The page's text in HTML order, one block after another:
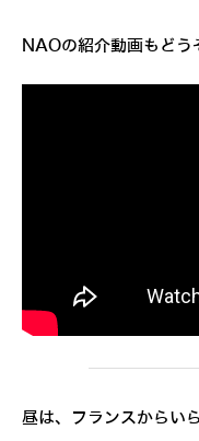
NAOの紹介動画もどう
昼は、フランスからい